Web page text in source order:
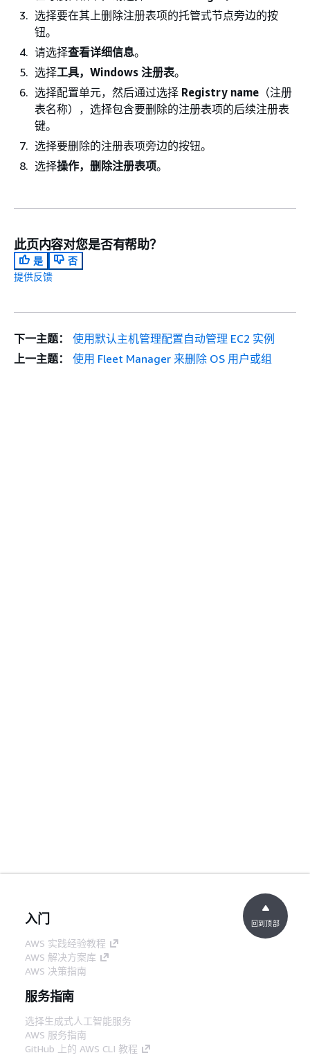
选择要在其上删除注册表项的托管式节点旁边的按
钮。
请选择查看详细信息。
选择工具，Windows 注册表。
选择配置单元，然后通过选择 Registry name （注册
表名称），选择包含要删除的注册表项的后续注册表
键。
选择要删除的注册表项旁边的按钮。
选择操作，删除注册表项。
此页内容对您是否有帮助？
是
否
提供反馈
下一主题：
使用默认主机管理配置自动管理 EC2 实例
上一主题：
使用 Fleet Manager 来删除 OS 用户或组
入门
AWS 实践经验教程
AWS 解决方案库
AWS 决策指南
服务指南
选择生成式人工智能服务
AWS 服务指南
GitHub 上的 AWS CLI 教程
回到顶部